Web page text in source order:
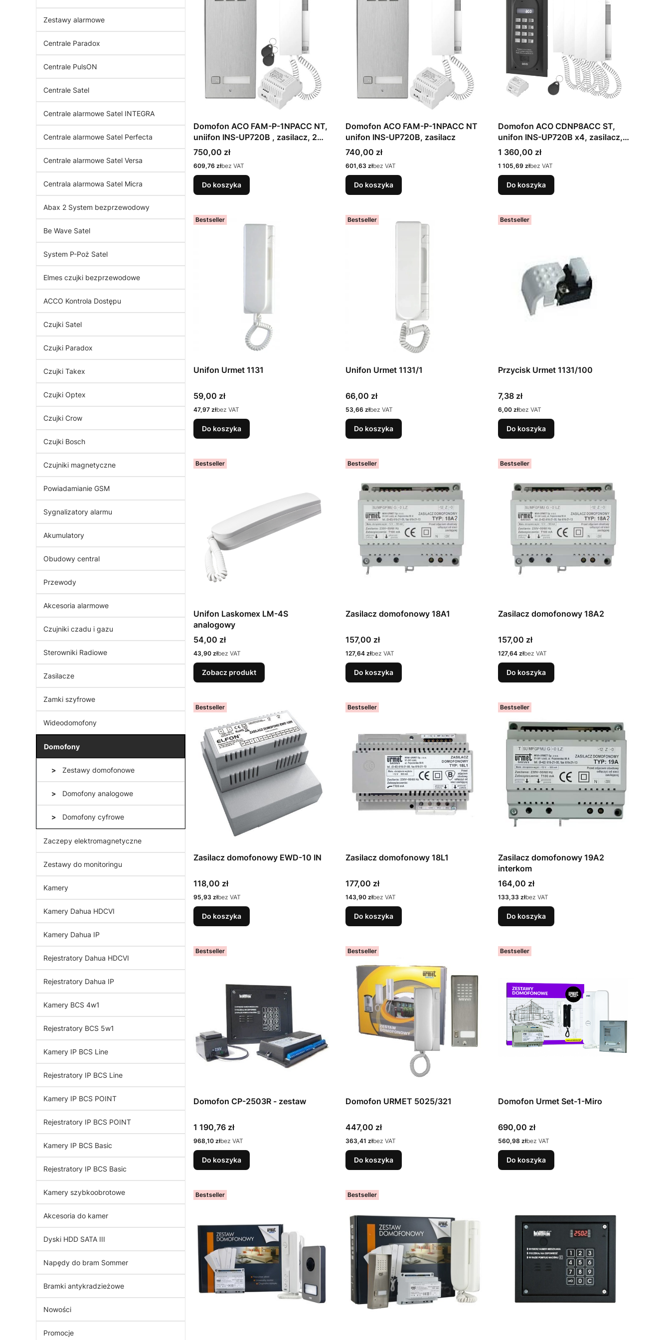
Zestawy alarmowe
Centrale Paradox
Centrale PulsON
Centrale Satel
Centrale alarmowe Satel INTEGRA
Centrale alarmowe Satel Perfecta
Centrale alarmowe Satel Versa
Centrala alarmowa Satel Micra
Abax 2 System bezprzewodowy
Be Wave Satel
System P-Poż Satel
Elmes czujki bezprzewodowe
ACCO Kontrola Dostępu
Czujki Satel
Czujki Paradox
Czujki Takex
Czujki Optex
Czujki Crow
Czujki Bosch
Czujniki magnetyczne
Powiadamianie GSM
Sygnalizatory alarmu
Akumulatory
Obudowy central
Przewody
Akcesoria alarmowe
Czujniki czadu i gazu
Sterowniki Radiowe
Zasilacze
Zamki szyfrowe
Wideodomofony
Domofony
Zestawy domofonowe
Domofony analogowe
Domofony cyfrowe
Zaczepy elektromagnetyczne
Zestawy do monitoringu
Kamery
Kamery Dahua HDCVI
Kamery Dahua IP
Rejestratory Dahua HDCVI
Rejestratory Dahua IP
Kamery BCS 4w1
Rejestratory BCS 5w1
Kamery IP BCS Line
Rejestratory IP BCS Line
Kamery IP BCS POINT
Rejestratory IP BCS POINT
Kamery IP BCS Basic
Rejestratory IP BCS Basic
Kamery szybkoobrotowe
Akcesoria do kamer
Dyski HDD SATA III
Napędy do bram Sommer
Bramki antykradzieżowe
Nowości
Promocje
Domofon ACO FAM-P-1NPACC NT,
uniifon INS-UP720B , zasilacz, 2
breloki
Cena
750,00 zł
Cena
609,76 złbez VAT
Do koszyka
Domofon ACO FAM-P-1NPACC NT
unifon INS-UP720B, zasilacz
Cena
740,00 zł
Cena
601,63 złbez VAT
Do koszyka
Domofon ACO CDNP8ACC ST,
unifon INS-UP720B x4, zasilacz,
breloki x4
Cena
1 360,00 zł
Cena
1 105,69 złbez VAT
Do koszyka
Bestseller
Unifon Urmet 1131
Cena
59,00 zł
Cena
47,97 złbez VAT
Do koszyka
Bestseller
Unifon Urmet 1131/1
Cena
66,00 zł
Cena
53,66 złbez VAT
Do koszyka
Bestseller
Przycisk Urmet 1131/100
Cena
7,38 zł
Cena
6,00 złbez VAT
Do koszyka
Bestseller
Unifon Laskomex LM-4S
analogowy
Cena
54,00 zł
Cena
43,90 złbez VAT
Zobacz produkt
Bestseller
Zasilacz domofonowy 18A1
Cena
157,00 zł
Cena
127,64 złbez VAT
Do koszyka
Bestseller
Zasilacz domofonowy 18A2
Cena
157,00 zł
Cena
127,64 złbez VAT
Do koszyka
Bestseller
Zasilacz domofonowy EWD-10 IN
Cena
118,00 zł
Cena
95,93 złbez VAT
Do koszyka
Bestseller
Zasilacz domofonowy 18L1
Cena
177,00 zł
Cena
143,90 złbez VAT
Do koszyka
Bestseller
Zasilacz domofonowy 19A2
interkom
Cena
164,00 zł
Cena
133,33 złbez VAT
Do koszyka
Bestseller
Domofon CP-2503R - zestaw
Cena
1 190,76 zł
Cena
968,10 złbez VAT
Do koszyka
Bestseller
Domofon URMET 5025/321
Cena
447,00 zł
Cena
363,41 złbez VAT
Do koszyka
Bestseller
Domofon Urmet Set-1-Miro
Cena
690,00 zł
Cena
560,98 złbez VAT
Do koszyka
Bestseller Bestseller